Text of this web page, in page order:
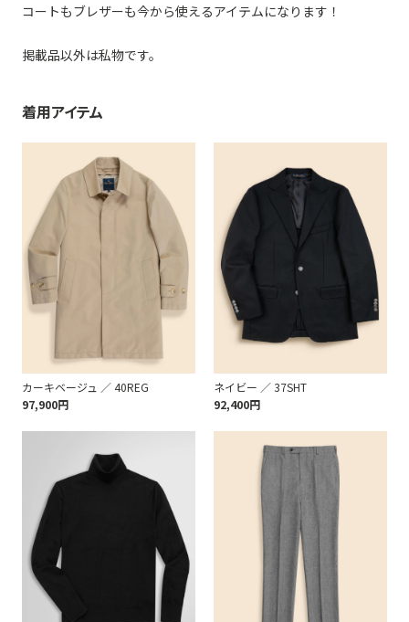
コートもブレザーも今から使えるアイテムになります！
掲載品以外は私物です。
着用アイテム
カーキベージュ ／ 40REG
97,900円
ネイビー ／ 37SHT
92,400円